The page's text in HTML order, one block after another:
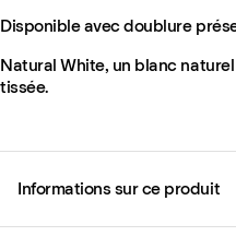
Disponible avec doublure
Natural White, un blanc
tissée.
Informations sur ce produit